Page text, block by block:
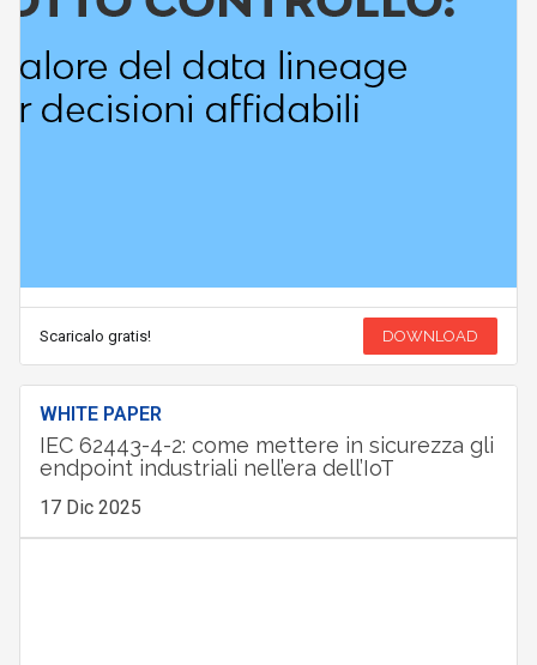
Scaricalo gratis! DOWNLOAD
WHITE PAPER
IEC 62443-4-2: come mettere in sicurezza gli
endpoint industriali nell’era dell’IoT
17 Dic 2025